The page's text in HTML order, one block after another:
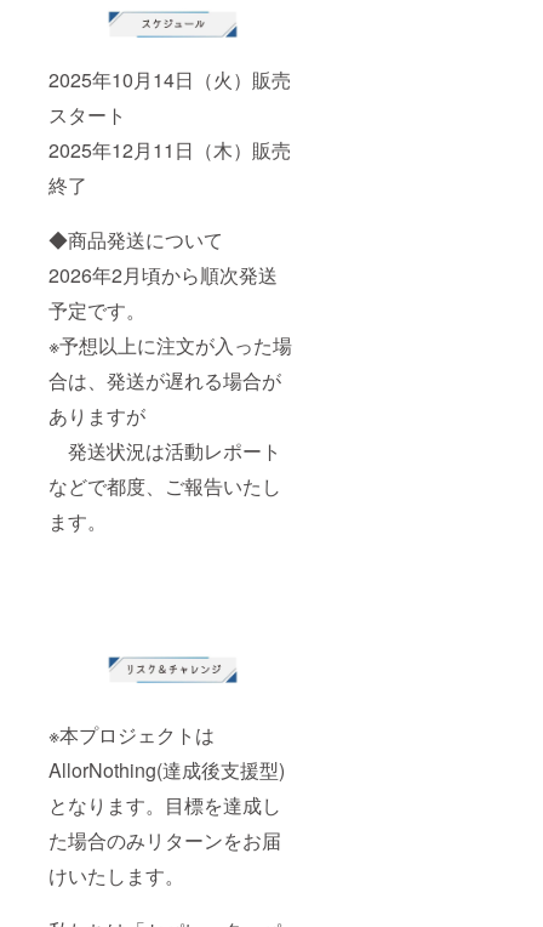
2025年10月14日（火）販売
スタート
2025年12月11日（木）販売
終了
◆商品発送について
2026年2月頃から順次発送
予定です。
※予想以上に注文が入った場
合は、発送が遅れる場合が
ありますが
発送状況は活動レポート
などで都度、ご報告いたし
ます。
※本プロジェクトは
AllorNothing(達成後支援型)
となります。目標を達成し
た場合のみリターンをお届
けいたします。